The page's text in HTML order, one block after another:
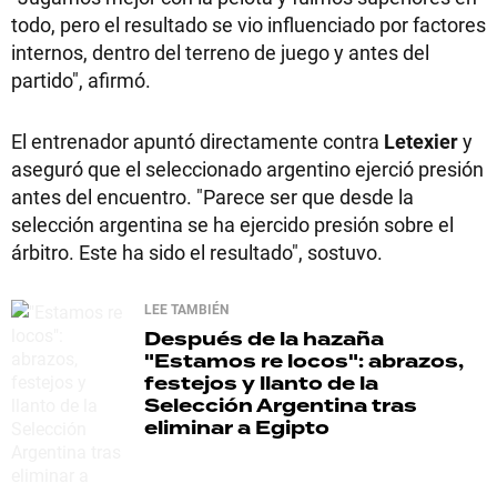
todo, pero el resultado se vio influenciado por factores
internos, dentro del terreno de juego y antes del
partido", afirmó.
El entrenador apuntó directamente contra Letexiery
aseguró que el seleccionado argentino ejerció presión
antes del encuentro. "Parece ser que desde la
selección argentina se ha ejercido presión sobre el
árbitro. Este ha sido el resultado", sostuvo.
LEE TAMBIÉN
Después de la hazaña
"Estamos re locos": abrazos,
festejos y llanto de la
Selección Argentina tras
eliminar a Egipto